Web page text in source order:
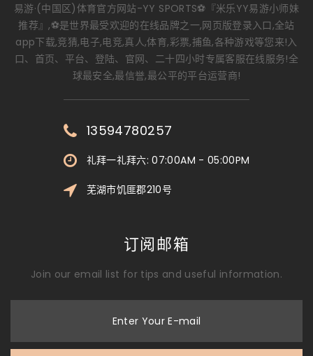
易游·(中国区)体育官方网站-YY SPORTS⚽️『米乐YY易游小师妹
推荐』,⚽️是世界最受欢迎的在线品牌之一,网页版登录入口,全站
app下载,竞猜,电子,电竞,真人,体育,彩票,捕鱼,各种游戏等您来!入
口、首页、平台、登陆、官网、二十四小时专属客服在线服务!全
球最安全,最信誉,最公平的平台运营商!
13594780257
礼拜一礼拜六: 07:00AM - 05:00PM
芜湖市饥匪郡210号
订阅邮箱
Join our email list for tips and useful information.
Enter Your E-mail